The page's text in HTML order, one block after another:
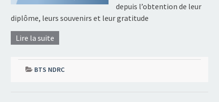
depuis l’obtention de leur
diplôme, leurs souvenirs et leur gratitude
Lire la suite
BTS NDRC